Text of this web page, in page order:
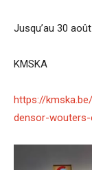
Jusqu’au 30
KMSKA
https://
densor-